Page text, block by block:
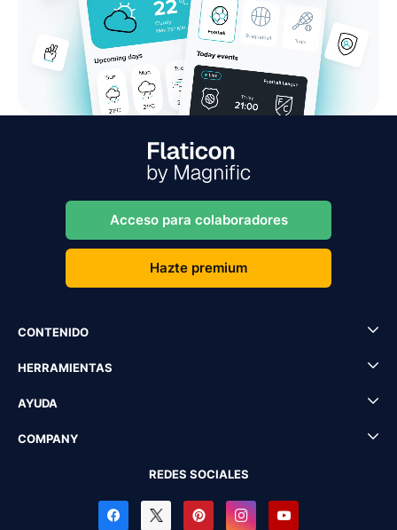
Acceso para colaboradores
Hazte premium
CONTENIDO
HERRAMIENTAS
AYUDA
COMPANY
REDES SOCIALES